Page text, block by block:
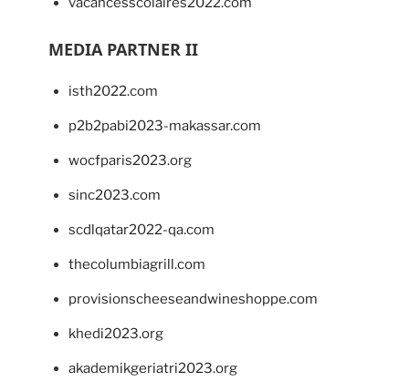
MEDIA PARTNER II
isth2022.com
p2b2pabi2023-makassar.com
wocfparis2023.org
sinc2023.com
scdlqatar2022-qa.com
thecolumbiagrill.com
provisionscheeseandwineshoppe.com
khedi2023.org
akademikgeriatri2023.org